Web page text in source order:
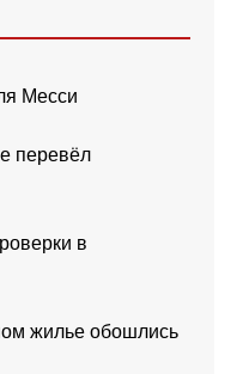
Месси
перевёл
в
жилье обошлись